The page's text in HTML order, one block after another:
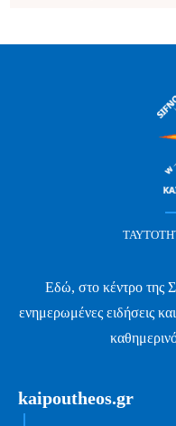
Εδώ, στο κέντρο της
ενημερωμένες ειδήσεις
kaipoutheos.gr